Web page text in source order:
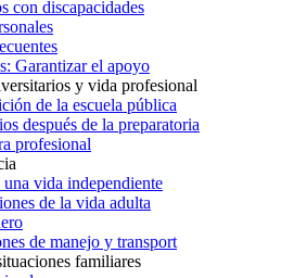
con discapacidades
Garantizar el apoyo
y vida profesional
de la escuela pública
después de la preparatoria
profesional
vida independiente
de la vida adulta
de manejo y transport
familiares